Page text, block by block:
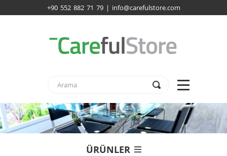
+90 552 882 71 79 | info@carefulstore.com
ÜRÜNLER